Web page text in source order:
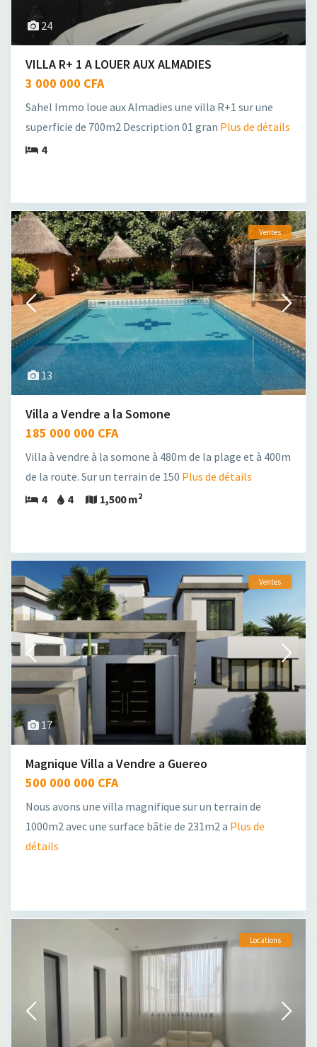
24
VILLA R+ 1 A LOUER AUX ALMADIES
3 000 000 CFA
Sahel Immo loue aux Almadies une villa R+1 sur une
superficie de 700m2 Description 01 gran Plus de détails
4
13
Ventes
Villa a Vendre a la Somone
185 000 000 CFA
Villa à vendre à la somone à 480m de la plage et à 400m
de la route. Sur un terrain de 150 Plus de détails
4
4 1,500 m2
17
Ventes
Magnique Villa a Vendre a Guereo
500 000 000 CFA
Nous avons une villa magnifique sur un terrain de
1000m2 avec une surface bâtie de 231m2 a Plus de
détails
Locations